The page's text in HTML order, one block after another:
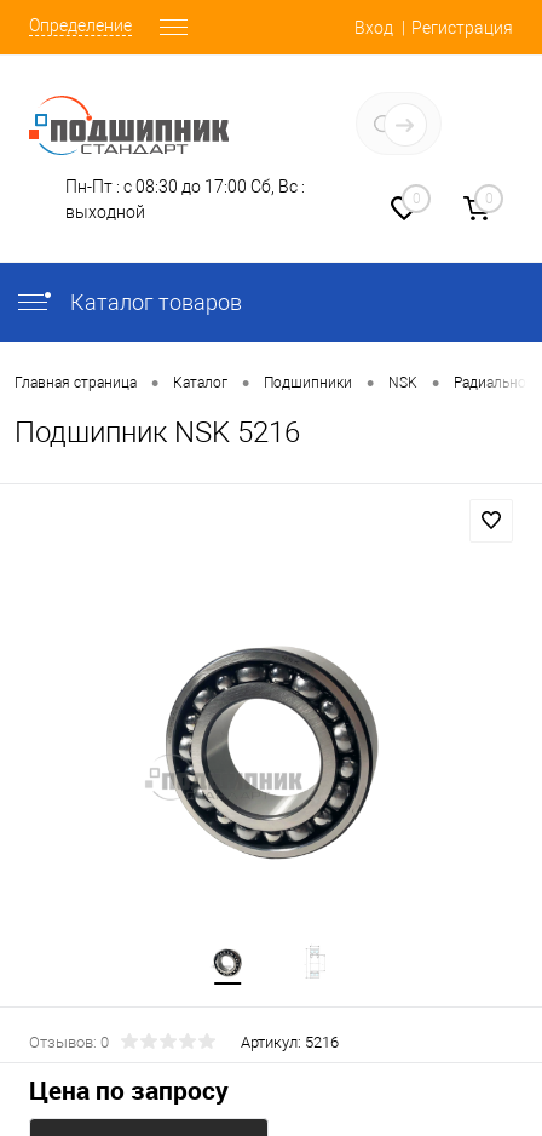
Определение Вход Регистрация
Пн-Пт : с 08:30 до 17:00 Сб, Вс :
выходной
0 0
Каталог товаров
Главная страница • Каталог • Подшипники • NSK • Радиально-
Подшипник NSK 5216
Отзывов: 0 Артикул: 5216
Цена по запросу